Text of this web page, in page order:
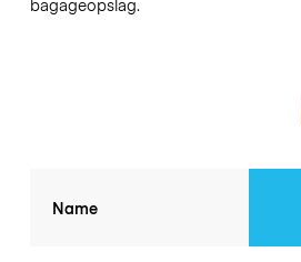
bagageopslag.
Name